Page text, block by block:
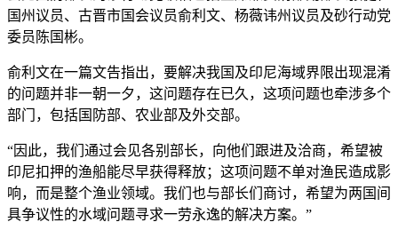
国州议员、古晋市国会议员俞利文、杨薇讳州议员及砂行动党
委员陈国彬。
俞利文在一篇文告指出，要解决我国及印尼海域界限出现混淆
的问题并非一朝一夕，这问题存在已久，这项问题也牵涉多个
部门，包括国防部、农业部及外交部。
“因此，我们通过会见各别部长，向他们跟进及洽商，希望被
印尼扣押的渔船能尽早获得释放；这项问题不单对渔民造成影
响，而是整个渔业领域。我们也与部长们商讨，希望为两国间
具争议性的水域问题寻求一劳永逸的解决方案。”